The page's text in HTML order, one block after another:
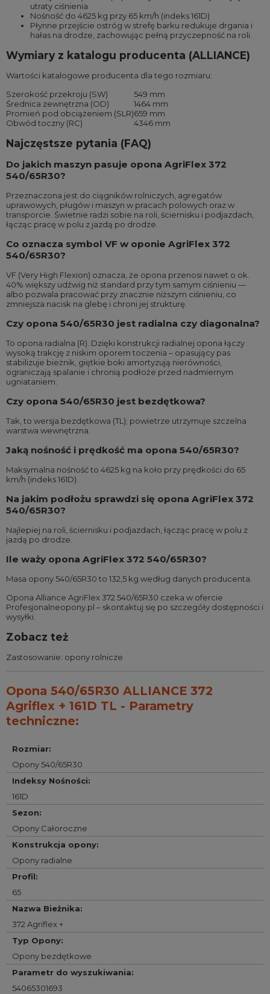
utraty ciśnienia
Nośność do 4625 kg przy 65 km/h (indeks 161D)
Płynne przejście ostróg w strefę barku redukuje drgania i
hałas na drodze, zachowując pełną przyczepność na roli.
Wymiary z katalogu producenta (ALLIANCE)
Wartości katalogowe producenta dla tego rozmiaru:
Szerokość przekroju (SW)
549 mm
Średnica zewnętrzna (OD)
1464 mm
Promień pod obciążeniem (SLR)659 mm
Obwód toczny (RC)
4346 mm
Najczęstsze pytania (FAQ)
Do jakich maszyn pasuje opona AgriFlex 372
540/65R30?
Przeznaczona jest do ciągników rolniczych, agregatów
uprawowych, pługów i maszyn w pracach polowych oraz w
transporcie. Świetnie radzi sobie na roli, ściernisku i podjazdach,
łącząc pracę w polu z jazdą po drodze.
Co oznacza symbol VF w oponie AgriFlex 372
540/65R30?
VF (Very High Flexion) oznacza, że opona przenosi nawet o ok.
40% większy udźwig niż standard przy tym samym ciśnieniu —
albo pozwala pracować przy znacznie niższym ciśnieniu, co
zmniejsza nacisk na glebę i chroni jej strukturę.
Czy opona 540/65R30 jest radialna czy diagonalna?
To opona radialna (R). Dzięki konstrukcji radialnej opona łączy
wysoką trakcję z niskim oporem toczenia – opasujący pas
stabilizuje bieżnik, giętkie boki amortyzują nierówności,
ograniczają spalanie i chronią podłoże przed nadmiernym
ugniataniem.
Czy opona 540/65R30 jest bezdętkowa?
Tak, to wersja bezdętkowa (TL); powietrze utrzymuje szczelna
warstwa wewnętrzna.
Jaką nośność i prędkość ma opona 540/65R30?
Maksymalna nośność to 4625 kg na koło przy prędkości do 65
km/h (indeks 161D).
Na jakim podłożu sprawdzi się opona AgriFlex 372
540/65R30?
Najlepiej na roli, ściernisku i podjazdach, łącząc pracę w polu z
jazdą po drodze.
Ile waży opona AgriFlex 372 540/65R30?
Masa opony 540/65R30 to 132,5 kg według danych producenta.
Opona Alliance AgriFlex 372 540/65R30 czeka w ofercie
Profesjonalneopony.pl – skontaktuj się po szczegóły dostępności i
wysyłki.
Zobacz też
Zastosowanie: opony rolnicze
Opona 540/65R30 ALLIANCE 372
Agriflex + 161D TL - Parametry
techniczne:
Rozmiar:
Opony 540/65R30
Indeksy Nośności:
161D
Sezon:
Opony Całoroczne
Konstrukcja opony:
Opony radialne
Profil:
65
Nazwa Bieżnika:
372 Agriflex +
Typ Opony:
Opony bezdętkowe
Parametr do wyszukiwania:
54065301693